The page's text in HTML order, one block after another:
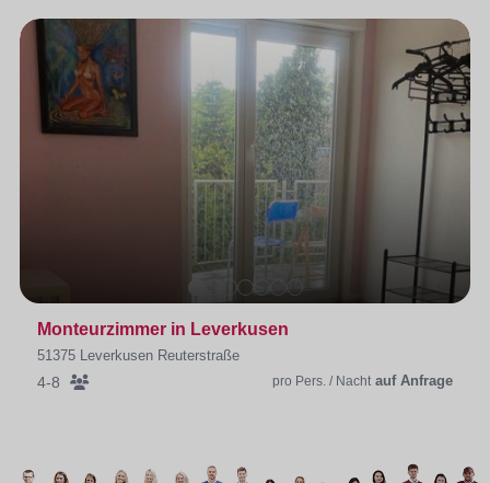
Monteurzimmer in Leverkusen
51375 Leverkusen Reuterstraße
4-8 pro Pers. / Nacht auf Anfrage